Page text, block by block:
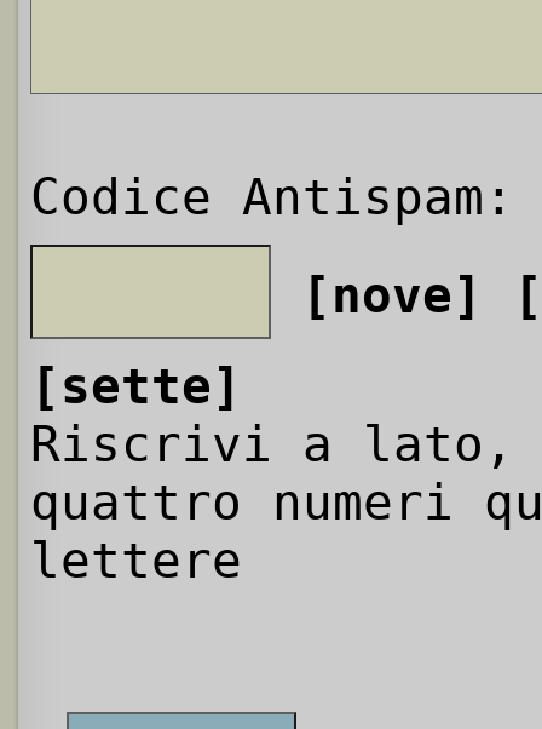
Codice Antispam:
[nove]
[sette]
Riscrivi a
quattro numeri
lettere